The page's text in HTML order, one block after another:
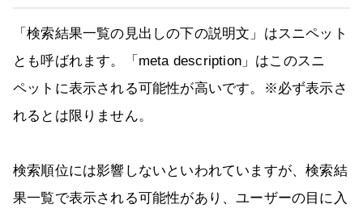
「検索結果一覧の見出しの下の説明文」はスニペット
とも呼ばれます。「meta description」はこのスニ
ペットに表示される可能性が高いです。※必ず表示さ
れるとは限りません。
検索順位には影響しないといわれていますが、検索結
果一覧で表示される可能性があり、ユーザーの目に入